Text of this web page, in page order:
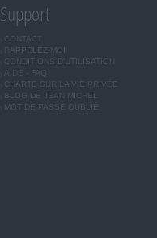
Support
CONTACT
RAPPELEZ-MOI
CONDITIONS D'UTILISATION
AIDE - FAQ
CHARTE SUR LA VIE PRIVÉE
BLOG DE JEAN MICHEL
MOT DE PASSE OUBLIÉ